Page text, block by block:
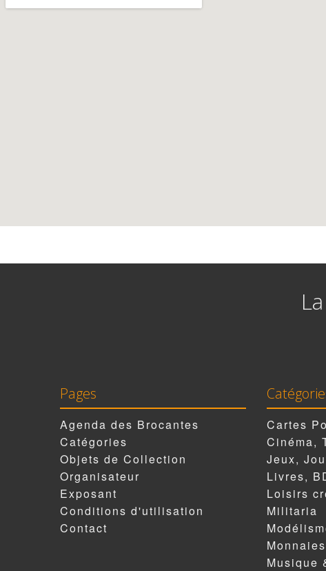
Pages
Agenda des Brocantes
Catégories
Objets de Collection
Organisateur
Exposant
Conditions d'utilisation
Contact
Cartes
Cinéma,
Jeux,
Livres,
Loisirs
Militaria
Musique